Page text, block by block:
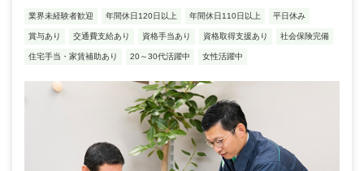
業界未経験者歓迎 年間休日120日以上 年間休日110日以上 平日休み
賞与あり 交通費支給あり 資格手当あり 資格取得支援あり 社会保険完備
住宅手当・家賃補助あり 20～30代活躍中 女性活躍中